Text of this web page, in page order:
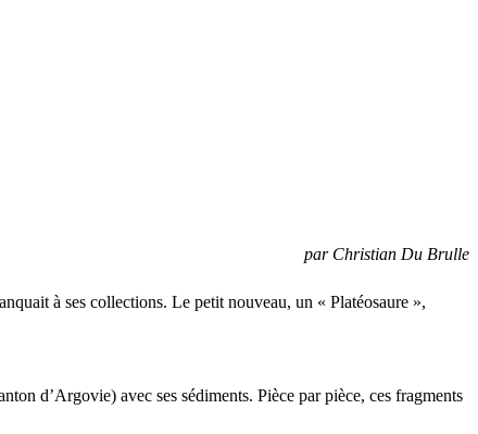
par Christian Du Brulle
à ses collections. Le petit nouveau, un « Platéosaure »,
d’Argovie) avec ses sédiments. Pièce par pièce, ces fragments